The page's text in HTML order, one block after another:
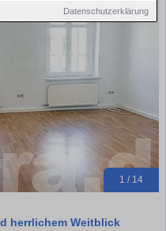
Datenschutzerklärung
1 / 14
herrlichem Weitblick